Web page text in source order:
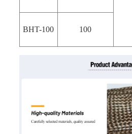
BHT-100 100